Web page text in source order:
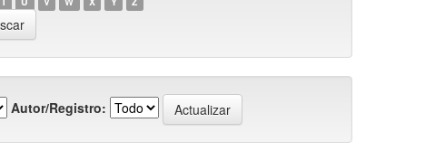
Autor/Registro: